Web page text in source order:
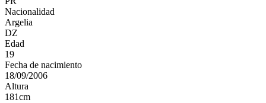
Nacionalidad
Argelia
DZ
Edad
19
Fecha de nacimiento
18/09/2006
Altura
181cm